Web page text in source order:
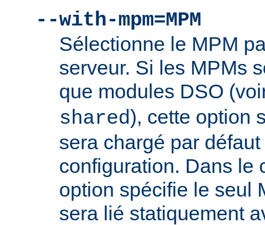
--with-mpm=MPM
Sélectionne le MPM
serveur. Si les MPMs
que modules DSO
shared), cette option
sera chargé par
configuration. Dans le
option spécifie le seul
sera lié statiquement